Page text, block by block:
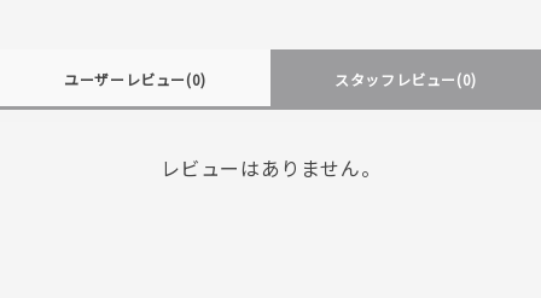
ユーザーレビュー(0) スタッフレビュー(0)
レビューはありません。